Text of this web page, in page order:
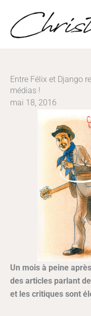
contenu
Entre Félix et Django
médias !
mai 18, 2016
Un mois à peine
des articles parlant
et les critiques sont